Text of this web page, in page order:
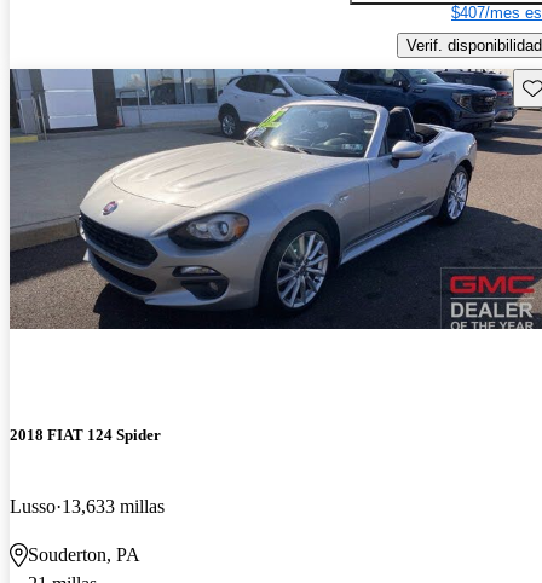
$407/mes
Verif. disponibilidad
2018 FIAT 124 Spider
Lusso 13,633 millas
Souderton, PA